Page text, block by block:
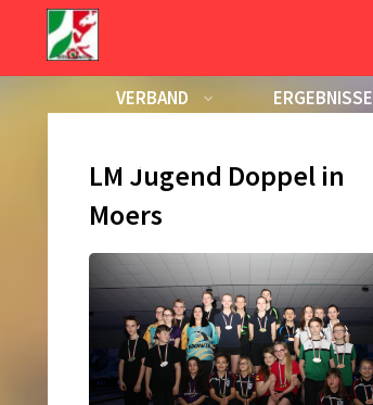
VERBAND ERGEBNISSE
KALENDER
Tag:2. März 2016
LM Jugend Doppel in
Moers